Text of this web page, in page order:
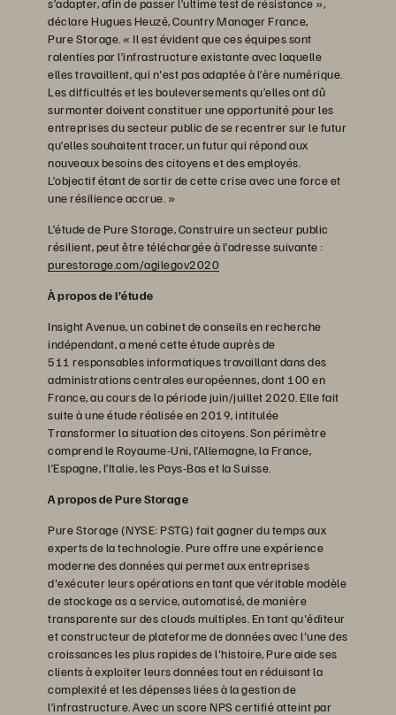
s’adapter, afin de passer l’ultime test de résistance »,
déclare Hugues Heuzé, Country Manager France,
Pure Storage. « Il est évident que ces équipes sont
ralenties par l’infrastructure existante avec laquelle
elles travaillent, qui n'est pas adaptée à l’ère numérique.
Les difficultés et les bouleversements qu’elles ont dû
surmonter doivent constituer une opportunité pour les
entreprises du secteur public de se recentrer sur le futur
qu’elles souhaitent tracer, un futur qui répond aux
nouveaux besoins des citoyens et des employés.
L’objectif étant de sortir de cette crise avec une force et
une résilience accrue. »
L’étude de Pure Storage, Construire un secteur public
résilient, peut être téléchargée à l’adresse suivante :
purestorage.com/agilegov2020
À propos de l’étude
Insight Avenue, un cabinet de conseils en recherche
indépendant, a mené cette étude auprès de
511 responsables informatiques travaillant dans des
administrations centrales européennes, dont 100 en
France, au cours de la période juin/juillet 2020. Elle fait
suite à une étude réalisée en 2019, intitulée
Transformer la situation des citoyens. Son périmètre
comprend le Royaume-Uni, l’Allemagne, la France,
l’Espagne, l’Italie, les Pays-Bas et la Suisse.
A propos de Pure Storage
Pure Storage (NYSE: PSTG) fait gagner du temps aux
experts de la technologie. Pure offre une expérience
moderne des données qui permet aux entreprises
d'exécuter leurs opérations en tant que véritable modèle
de stockage as a service, automatisé, de manière
transparente sur des clouds multiples. En tant qu'éditeur
et constructeur de plateforme de données avec l'une des
croissances les plus rapides de l'histoire, Pure aide ses
clients à exploiter leurs données tout en réduisant la
complexité et les dépenses liées à la gestion de
l’infrastructure. Avec un score NPS certifié atteint par